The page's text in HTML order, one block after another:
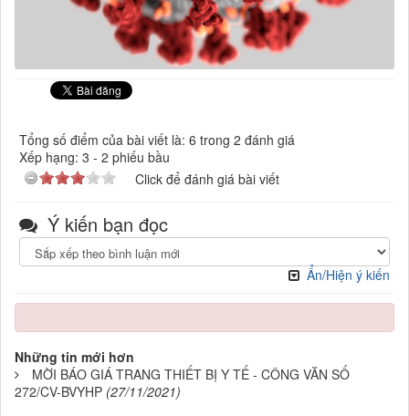
Tổng số điểm của bài viết là: 6 trong 2 đánh giá
Xếp hạng: 3 - 2 phiếu bầu
Click để đánh giá bài viết
Ý kiến bạn đọc
Ẩn/Hiện ý kiến
Những tin mới hơn
MỜI BÁO GIÁ TRANG THIẾT BỊ Y TẾ - CÔNG VĂN SỐ
272/CV-BVYHP (27/11/2021)